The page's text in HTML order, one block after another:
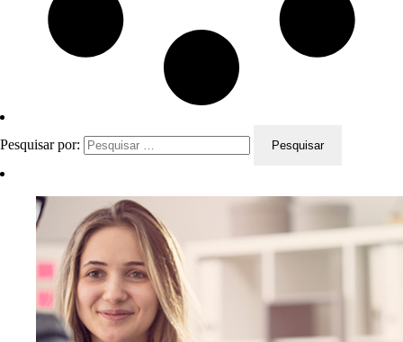
Pesquisar por: